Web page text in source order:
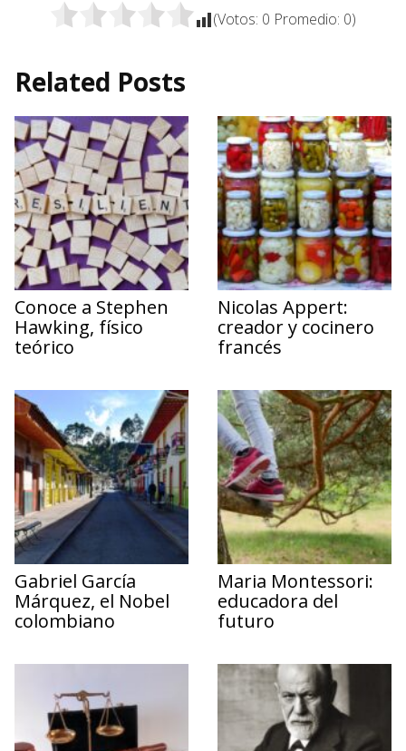
(Votos: 0 Promedio: 0)
Related Posts
Conoce a Stephen
Hawking, físico
teórico
Nicolas Appert:
creador y cocinero
francés
Gabriel García
Márquez, el Nobel
colombiano
Maria Montessori:
educadora del
futuro